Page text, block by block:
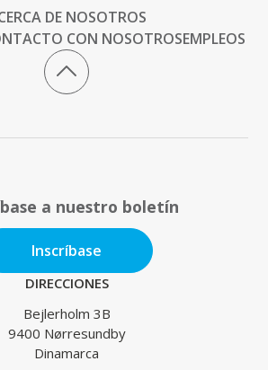
DE NOSOTROS
CON NOSOTROSEMPLEOS
a nuestro boletín
Inscríbase
DIRECCIONES
Bejlerholm 3B
9400 Nørresundby
Dinamarca